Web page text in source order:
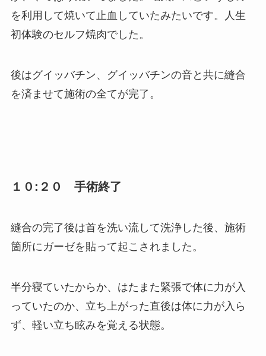
を利用して焼いて止血していたみたいです。人生
初体験のセルフ焼肉でした。
後はグイッバチン、グイッバチンの音と共に縫合
を済ませて施術の全てが完了。
１０:２０ 手術終了
縫合の完了後は首を洗い流して洗浄した後、施術
箇所にガーゼを貼って起こされました。
半分寝ていたからか、はたまた緊張で体に力が入
っていたのか、立ち上がった直後は体に力が入ら
ず、軽い立ち眩みを覚える状態。